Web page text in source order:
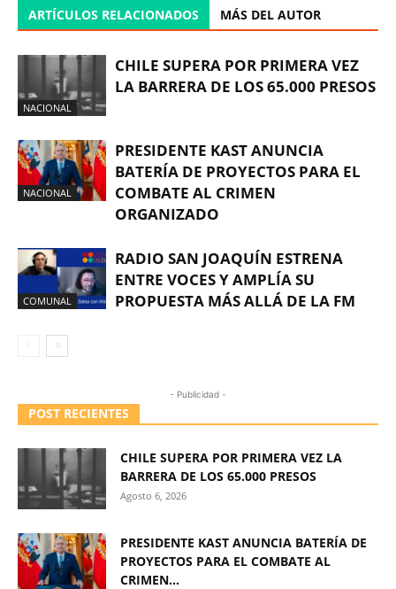
ARTÍCULOS RELACIONADOS MÁS DEL AUTOR
NACIONAL
CHILE SUPERA POR PRIMERA VEZ
LA BARRERA DE LOS 65.000 PRESOS
NACIONAL
PRESIDENTE KAST ANUNCIA
BATERÍA DE PROYECTOS PARA EL
COMBATE AL CRIMEN
ORGANIZADO
COMUNAL
RADIO SAN JOAQUÍN ESTRENA
ENTRE VOCES Y AMPLÍA SU
PROPUESTA MÁS ALLÁ DE LA FM
- Publicidad -
POST RECIENTES
CHILE SUPERA POR PRIMERA VEZ LA
BARRERA DE LOS 65.000 PRESOS
Agosto 6, 2026
PRESIDENTE KAST ANUNCIA BATERÍA DE
PROYECTOS PARA EL COMBATE AL
CRIMEN...